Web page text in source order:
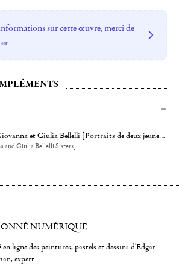
sur cette œuvre, merci de
Les sœurs Giovanna et Giulia Bellelli [Portraits de deux jeunes filles
and Giulia Bellelli Sisters]
NUMÉRIQUE
ligne des peintures, pastels et dessins d'Edgar
expert